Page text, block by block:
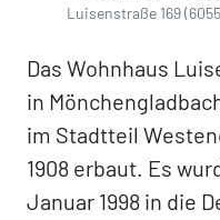
Luisenstraße 169
Das Wohnhaus
in
im Stadtteil
1908 erbaut. Es
Januar 1998 in die